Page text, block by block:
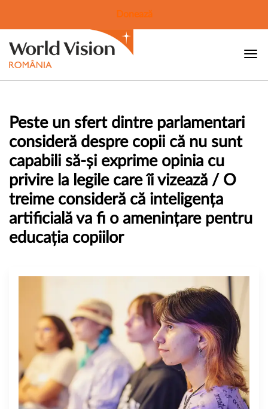
Donează
Peste un sfert dintre parlamentari
consideră despre copii că nu sunt
capabili să-și exprime opinia cu
privire la legile care îi vizează / O
treime consideră că inteligența
artificială va fi o amenințare pentru
educația copiilor